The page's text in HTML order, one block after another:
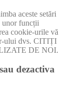
aceste setări
unor funcții
cookie-urile vă
ului dvs. CITIȚI
DE NOI.
dezactiva